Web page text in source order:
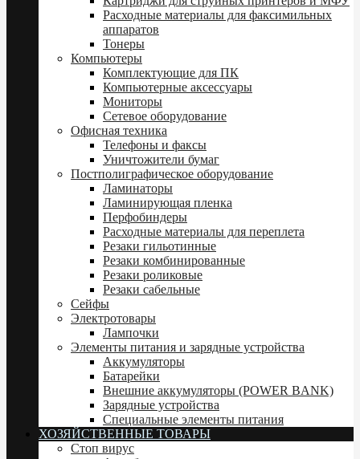
Расходные материалы для факсимильных
аппаратов
Тонеры
Компьютеры
Комплектующие для ПК
Компьютерные аксессуары
Мониторы
Сетевое оборудование
Офисная техника
Телефоны и факсы
Уничтожители бумаг
Постполиграфическое оборудование
Ламинаторы
Ламинирующая пленка
Перфобиндеры
Расходные материалы для переплета
Резаки гильотинные
Резаки комбинированные
Резаки роликовые
Резаки сабельные
Сейфы
Электротовары
Лампочки
Элементы питания и зарядные устройства
Аккумуляторы
Батарейки
Внешние аккумуляторы (POWER BANK)
Зарядные устройства
Специальные элементы питания
ХОЗЯЙСТВЕННЫЕ ТОВАРЫ
Стоп вирус